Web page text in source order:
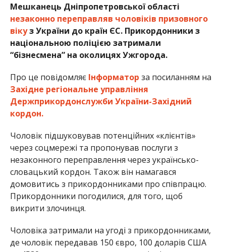
Мешканець Дніпропетровської області
незаконно переправляв чоловіків призовного
вікуз України до країн ЄС. Прикордонники з
національною поліцією затримали
“бізнесмена” на околицях Ужгорода.
Про це повідомляє Інформатор за посиланням на
Західне регіональне управління
Держприкордонслужби України-Західний
кордон.
Чоловік підшуковував потенційних «клієнтів»
через соцмережі та пропонував послуги з
незаконного переправлення через українсько-
словацький кордон. Також він намагався
домовитись з прикордонниками про співпрацю.
Прикордонники погодилися, для того, щоб
викрити злочинця.
Чоловіка затримали на угоді з прикордонниками,
де чоловік передавав 150 євро, 100 доларів США